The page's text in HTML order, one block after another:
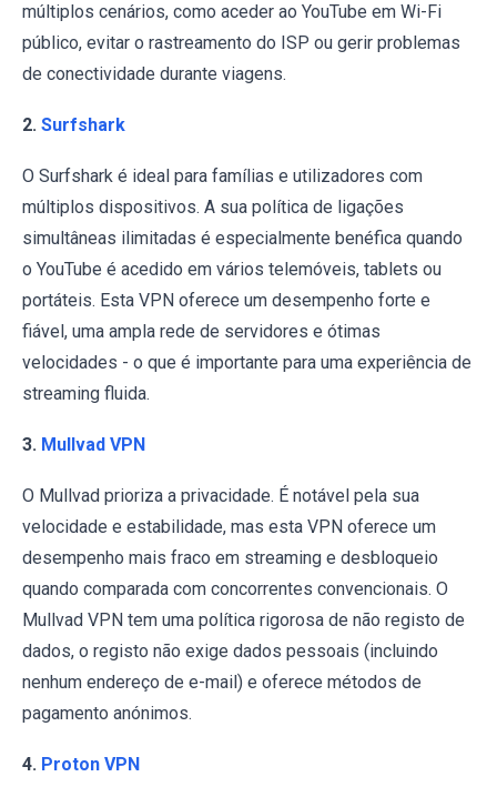
múltiplos cenários, como aceder ao YouTube em Wi-Fi
público, evitar o rastreamento do ISP ou gerir problemas
de conectividade durante viagens.
2. Surfshark
O Surfshark é ideal para famílias e utilizadores com
múltiplos dispositivos. A sua política de ligações
simultâneas ilimitadas é especialmente benéfica quando
o YouTube é acedido em vários telemóveis, tablets ou
portáteis. Esta VPN oferece um desempenho forte e
fiável, uma ampla rede de servidores e ótimas
velocidades - o que é importante para uma experiência de
streaming fluida.
3. Mullvad VPN
O Mullvad prioriza a privacidade. É notável pela sua
velocidade e estabilidade, mas esta VPN oferece um
desempenho mais fraco em streaming e desbloqueio
quando comparada com concorrentes convencionais. O
Mullvad VPN tem uma política rigorosa de não registo de
dados, o registo não exige dados pessoais (incluindo
nenhum endereço de e-mail) e oferece métodos de
pagamento anónimos.
4. Proton VPN